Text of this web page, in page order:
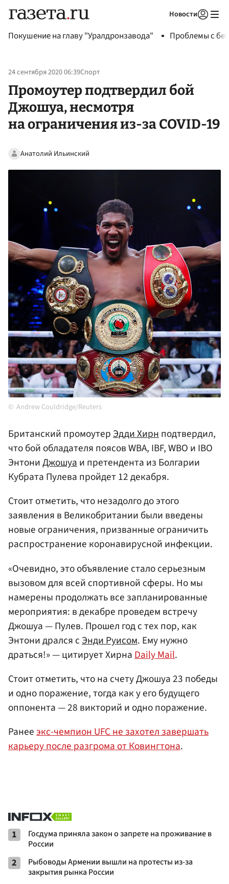
Новости
Покушение на главу "Уралдронзавода" Проблемы с
24 сентября 2020 06:39Спорт
Промоутер подтвердил бой
Джошуа, несмотря
на ограничения из-за COVID-19
Анатолий Ильинский
Andrew Couldridge/Reuters
Британский промоутерЭдди Хирнподтвердил,
что бой обладателя поясов WBA, IBF, WBO и IBO
ЭнтониДжошуаи претендента из Болгарии
Кубрата Пулева пройдет 12 декабря.
Стоит отметить, что незадолго до этого
заявления в Великобритании были введены
новые ограничения, призванные ограничить
распространение коронавирусной инфекции.
«Очевидно, это объявление стало серьезным
вызовом для всей спортивной сферы. Но мы
намерены продолжать все запланированные
мероприятия: в декабре проведем встречу
Джошуа — Пулев. Прошел год с тех пор, как
Энтони дрался сЭнди Руисом. Ему нужно
драться!» — цитирует Хирна Daily Mail.
Стоит отметить, что на счету Джошуа 23 победы
и одно поражение, тогда как у его будущего
оппонента — 28 викторий и одно поражение.
Ранееэкс-чемпион UFC не захотел завершать
карьеру после разгрома от Ковингтона.
1
Госдума приняла закон о запрете на проживание в
России
2
Рыбоводы Армении вышли на протесты из-за
закрытия рынка России